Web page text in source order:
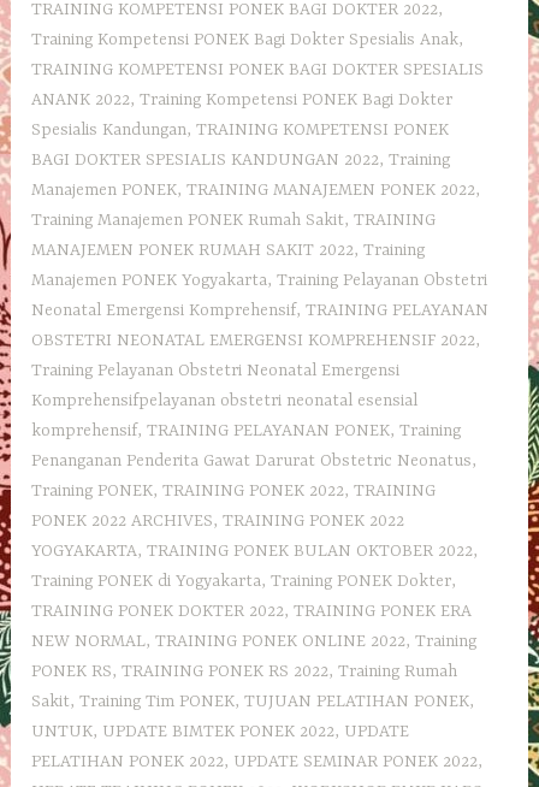
TRAINING KOMPETENSI PONEK BAGI DOKTER 2022,
Training Kompetensi PONEK Bagi Dokter Spesialis Anak,
TRAINING KOMPETENSI PONEK BAGI DOKTER SPESIALIS
ANANK 2022,Training Kompetensi PONEK Bagi Dokter
Spesialis Kandungan,TRAINING KOMPETENSI PONEK
BAGI DOKTER SPESIALIS KANDUNGAN 2022,Training
Manajemen PONEK,TRAINING MANAJEMEN PONEK 2022,
Training Manajemen PONEK Rumah Sakit,TRAINING
MANAJEMEN PONEK RUMAH SAKIT 2022,Training
Manajemen PONEK Yogyakarta,Training Pelayanan Obstetri
Neonatal Emergensi Komprehensif,TRAINING PELAYANAN
OBSTETRI NEONATAL EMERGENSI KOMPREHENSIF 2022,
Training Pelayanan Obstetri Neonatal Emergensi
Komprehensifpelayanan obstetri neonatal esensial
komprehensif,TRAINING PELAYANAN PONEK,Training
Penanganan Penderita Gawat Darurat Obstetric Neonatus,
Training PONEK,TRAINING PONEK 2022,TRAINING
PONEK 2022 ARCHIVES,TRAINING PONEK 2022
YOGYAKARTA,TRAINING PONEK BULAN OKTOBER 2022,
Training PONEK di Yogyakarta,Training PONEK Dokter,
TRAINING PONEK DOKTER 2022,TRAINING PONEK ERA
NEW NORMAL,TRAINING PONEK ONLINE 2022,Training
PONEK RS,TRAINING PONEK RS 2022,Training Rumah
Sakit,Training Tim PONEK,TUJUAN PELATIHAN PONEK,
UNTUK, UPDATE BIMTEK PONEK 2022, UPDATE
PELATIHAN PONEK 2022, UPDATE SEMINAR PONEK 2022,